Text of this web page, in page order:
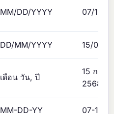
MM/DD/YYYY 07/15/
DD/MM/YYYY 15/07/
เดือน วัน, ปี
15 กรก
2568
MM-DD-YY 07-15-